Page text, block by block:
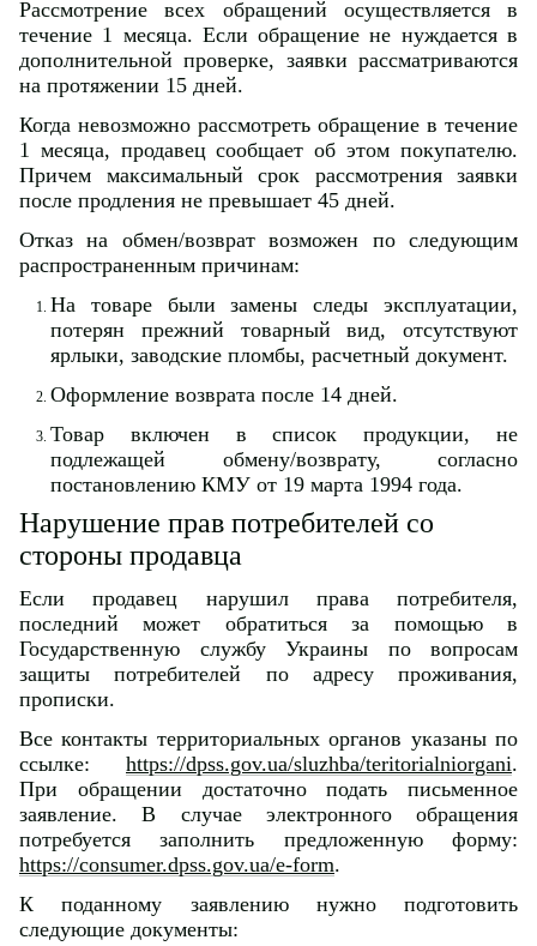
Рассмотрение всех обращений осуществляется в
течение 1 месяца. Если обращение не нуждается в
дополнительной проверке, заявки рассматриваются
на протяжении 15 дней.
Когда невозможно рассмотреть обращение в течение
1 месяца, продавец сообщает об этом покупателю.
Причем максимальный срок рассмотрения заявки
после продления не превышает 45 дней.
Отказ на обмен/возврат возможен по следующим
распространенным причинам:
На товаре были замены следы эксплуатации,
потерян прежний товарный вид, отсутствуют
ярлыки, заводские пломбы, расчетный документ.
Оформление возврата после 14 дней.
Товар включен в список продукции, не
подлежащей обмену/возврату, согласно
постановлению КМУ от 19 марта 1994 года.
Нарушение прав потребителей со
стороны продавца
Если продавец нарушил права потребителя,
последний может обратиться за помощью в
Государственную службу Украины по вопросам
защиты потребителей по адресу проживания,
прописки.
Все контакты территориальных органов указаны по
ссылке: https://dpss.gov.ua/sluzhba/teritorialniorgani.
При обращении достаточно подать письменное
заявление. В случае электронного обращения
потребуется заполнить предложенную форму:
https://consumer.dpss.gov.ua/e-form.
К поданному заявлению нужно подготовить
следующие документы: